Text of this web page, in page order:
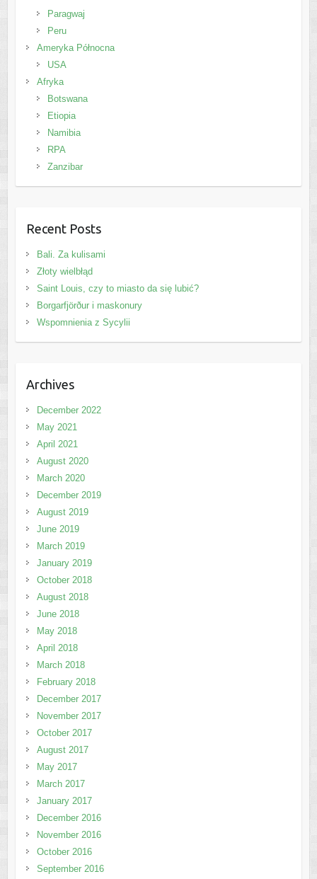
Paragwaj
Peru
Ameryka Północna
USA
Afryka
Botswana
Etiopia
Namibia
RPA
Zanzibar
Recent Posts
Bali. Za kulisami
Złoty wielbłąd
Saint Louis, czy to miasto da się lubić?
Borgarfjörður i maskonury
Wspomnienia z Sycylii
Archives
December 2022
May 2021
April 2021
August 2020
March 2020
December 2019
August 2019
June 2019
March 2019
January 2019
October 2018
August 2018
June 2018
May 2018
April 2018
March 2018
February 2018
December 2017
November 2017
October 2017
August 2017
May 2017
March 2017
January 2017
December 2016
November 2016
October 2016
September 2016